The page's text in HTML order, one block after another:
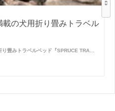
の犬用折り畳みトラベル
畳みトラベルベッド『SPRUCE TRA…